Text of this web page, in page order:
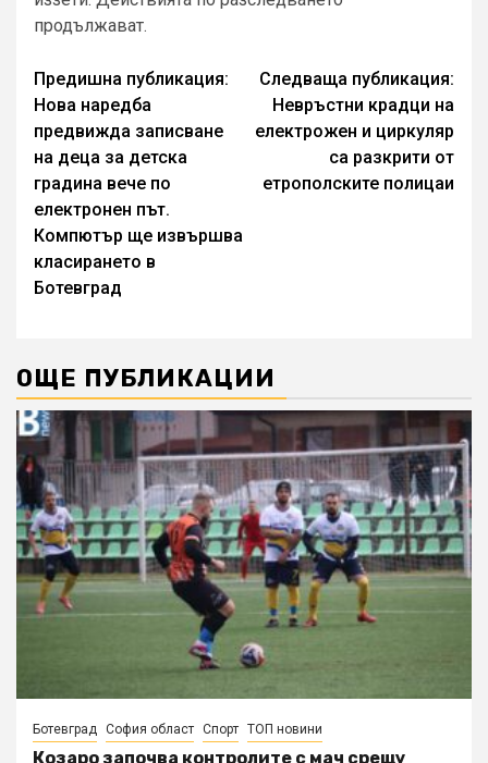
продължават.
Continue
Reading
Предишна публикация:
Нова наредба
предвижда записване
на деца за детска
градина вече по
електронен път.
Компютър ще извършва
класирането в
Ботевград
Следваща публикация:
Невръстни крадци на
електрожен и циркуляр
са разкрити от
етрополските полицаи
ОЩЕ ПУБЛИКАЦИИ
Ботевград София област Спорт ТОП новини
Козаро започва контролите с мач срещу